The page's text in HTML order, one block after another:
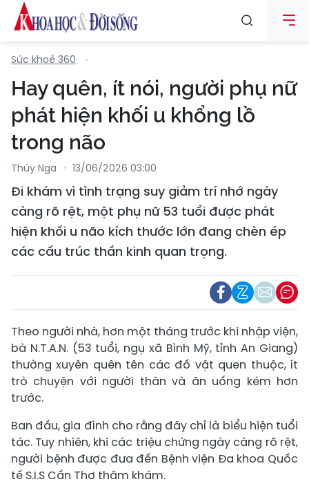
Sức khoẻ 360
Hay quên, ít nói, người phụ nữ
phát hiện khối u khổng lồ
trong não
Thúy Nga 13/06/2026 03:00
Đi khám vì tình trạng suy giảm trí nhớ ngày
càng rõ rệt, một phụ nữ 53 tuổi được phát
hiện khối u não kích thước lớn đang chèn ép
các cấu trúc thần kinh quan trọng.
Theo người nhà, hơn một tháng trước khi nhập viện,
bà N.T.A.N. (53 tuổi, ngụ xã Bình Mỹ, tỉnh An Giang)
thường xuyên quên tên các đồ vật quen thuộc, ít
trò chuyện với người thân và ăn uống kém hơn
trước.
Ban đầu, gia đình cho rằng đây chỉ là biểu hiện tuổi
tác. Tuy nhiên, khi các triệu chứng ngày càng rõ rệt,
người bệnh được đưa đến Bệnh viện Đa khoa Quốc
tế S.I.S Cần Thơ thăm khám.